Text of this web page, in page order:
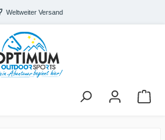
Weltweiter Versand